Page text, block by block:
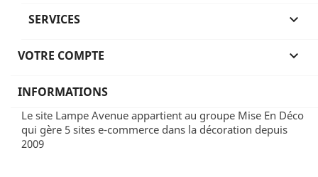
SERVICES 
VOTRE COMPTE 
INFORMATIONS
Le site Lampe Avenue appartient au groupe Mise En Déco
qui gère 5 sites e-commerce dans la décoration depuis
2009